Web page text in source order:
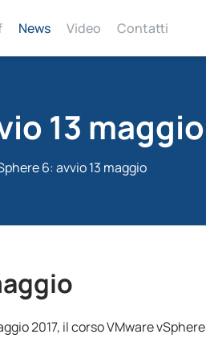
News Video Contatti
13 maggio
6: avvio 13 maggio
2017, il corso VMware vSphere